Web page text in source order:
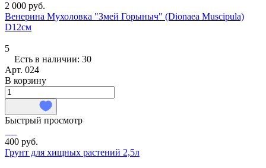
2 000 руб.
Венерина Мухоловка "Змей Горыныч" (Dionaea Muscipula)
D12см
5
Есть в наличии: 30
Арт. 024
В корзину
Быстрый просмотр
400 руб.
Грунт для хищных растений 2,5л